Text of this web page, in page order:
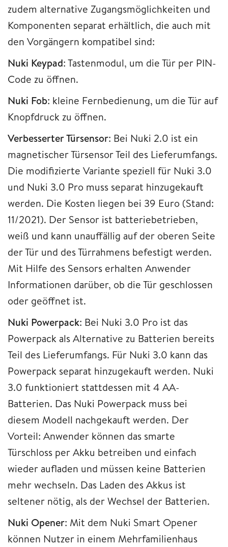
zudem alternative Zugangsmöglichkeiten und
Komponenten separat erhältlich, die auch mit
den Vorgängern kompatibel sind:
Nuki Keypad: Tastenmodul, um die Tür per PIN-
Code zu öffnen.
Nuki Fob: kleine Fernbedienung, um die Tür auf
Knopfdruck zu öffnen.
Verbesserter Türsensor: Bei Nuki 2.0 ist ein
magnetischer Türsensor Teil des Lieferumfangs.
Die modifizierte Variante speziell für Nuki 3.0
und Nuki 3.0 Pro muss separat hinzugekauft
werden. Die Kosten liegen bei 39 Euro (Stand:
11/2021). Der Sensor ist batteriebetrieben,
weiß und kann unauffällig auf der oberen Seite
der Tür und des Türrahmens befestigt werden.
Mit Hilfe des Sensors erhalten Anwender
Informationen darüber, ob die Tür geschlossen
oder geöffnet ist.
Nuki Powerpack: Bei Nuki 3.0 Pro ist das
Powerpack als Alternative zu Batterien bereits
Teil des Lieferumfangs. Für Nuki 3.0 kann das
Powerpack separat hinzugekauft werden. Nuki
3.0 funktioniert stattdessen mit 4 AA-
Batterien. Das Nuki Powerpack muss bei
diesem Modell nachgekauft werden. Der
Vorteil: Anwender können das smarte
Türschloss per Akku betreiben und einfach
wieder aufladen und müssen keine Batterien
mehr wechseln. Das Laden des Akkus ist
seltener nötig, als der Wechsel der Batterien.
Nuki Opener: Mit dem Nuki Smart Opener
können Nutzer in einem Mehrfamilienhaus